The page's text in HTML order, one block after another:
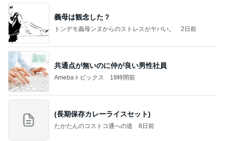
義母は観念した？
トンデモ義母ンヌからのストレスがヤバい。 2日前
共通点が無いのに仲が良い男性社員
Amebaトピックス 18時間前
(長期保存カレーライスセット)
たかたんのコストコ通への道 8日前